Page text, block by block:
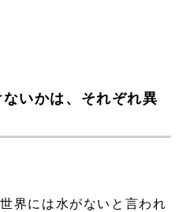
いかは、それぞれ異
界には水がないと言われ